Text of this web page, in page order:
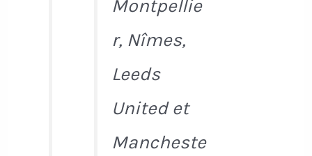
Montpellie
r, Nîmes,
Leeds
United et
Mancheste